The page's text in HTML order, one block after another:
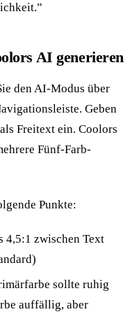
AI generieren
den AI-Modus über
Geben
Freitext ein. Coolors
Fünf-Farb-
Punkte:
4,5:1 zwischen Text
sollte ruhig
auffällig, aber